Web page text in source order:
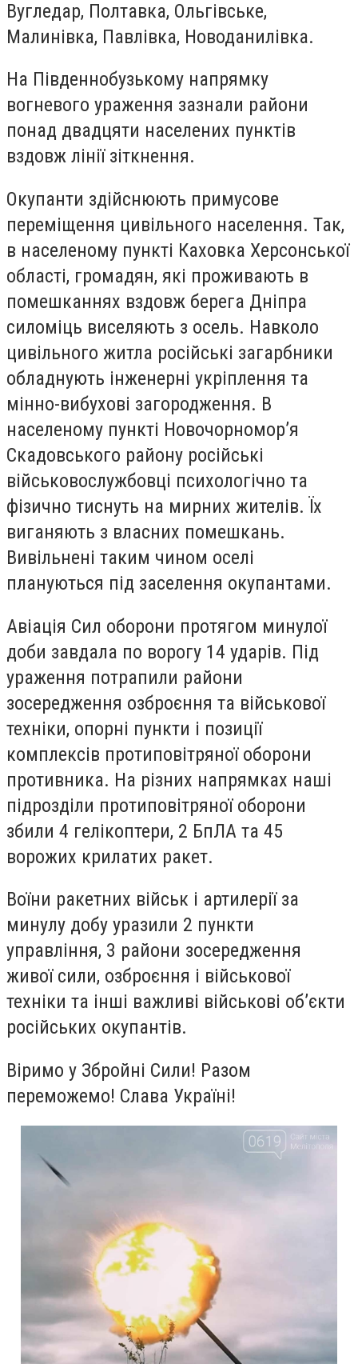
Вугледар, Полтавка, Ольгівське,
Малинівка, Павлівка, Новоданилівка.
На Південнобузькому напрямку
вогневого ураження зазнали райони
понад двадцяти населених пунктів
вздовж лінії зіткнення.
Окупанти здійснюють примусове
переміщення цивільного населення. Так,
в населеному пункті Каховка Херсонської
області, громадян, які проживають в
помешканнях вздовж берега Дніпра
силоміць виселяють з осель. Навколо
цивільного житла російські загарбники
обладнують інженерні укріплення та
мінно-вибухові загородження. В
населеному пункті Новочорномор’я
Скадовського району російські
військовослужбовці психологічно та
фізично тиснуть на мирних жителів. Їх
виганяють з власних помешкань.
Вивільнені таким чином оселі
плануються під заселення окупантами.
Авіація Сил оборони протягом минулої
доби завдала по ворогу 14 ударів. Під
ураження потрапили райони
зосередження озброєння та військової
техніки, опорні пункти і позиції
комплексів протиповітряної оборони
противника. На різних напрямках наші
підрозділи протиповітряної оборони
збили 4 гелікоптери, 2 БпЛА та 45
ворожих крилатих ракет.
Воїни ракетних військ і артилерії за
минулу добу уразили 2 пункти
управління, 3 райони зосередження
живої сили, озброєння і військової
техніки та інші важливі військові об’єкти
російських окупантів.
Віримо у Збройні Сили! Разом
переможемо! Слава Україні!